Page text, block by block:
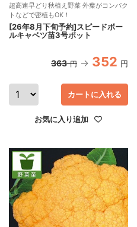
超高速早どり秋植え野菜 外葉がコンパク
トなどで密植もOK！
[26年8月下旬予約]スピードボー
ルキャベツ苗3号ポット
363 円 352 円
お気に入り追加
カートに入れる